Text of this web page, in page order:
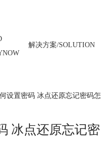
解决方案/SOLUTION
设置密码 冰点还原忘记密码怎
冰点还原忘记密